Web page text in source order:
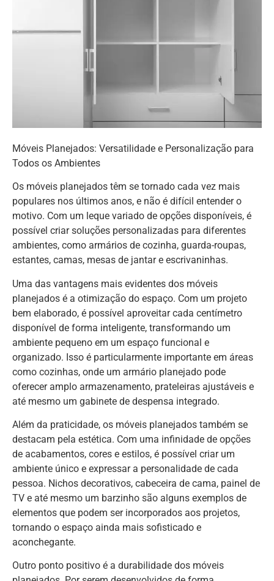
Móveis Planejados: Versatilidade e Personalização para
Todos os Ambientes
Os móveis planejados têm se tornado cada vez mais
populares nos últimos anos, e não é difícil entender o
motivo. Com um leque variado de opções disponíveis, é
possível criar soluções personalizadas para diferentes
ambientes, como armários de cozinha, guarda-roupas,
estantes, camas, mesas de jantar e escrivaninhas.
Uma das vantagens mais evidentes dos móveis
planejados é a otimização do espaço. Com um projeto
bem elaborado, é possível aproveitar cada centímetro
disponível de forma inteligente, transformando um
ambiente pequeno em um espaço funcional e
organizado. Isso é particularmente importante em áreas
como cozinhas, onde um armário planejado pode
oferecer amplo armazenamento, prateleiras ajustáveis e
até mesmo um gabinete de despensa integrado.
Além da praticidade, os móveis planejados também se
destacam pela estética. Com uma infinidade de opções
de acabamentos, cores e estilos, é possível criar um
ambiente único e expressar a personalidade de cada
pessoa. Nichos decorativos, cabeceira de cama, painel de
TV e até mesmo um barzinho são alguns exemplos de
elementos que podem ser incorporados aos projetos,
tornando o espaço ainda mais sofisticado e
aconchegante.
Outro ponto positivo é a durabilidade dos móveis